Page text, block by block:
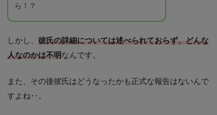
ら！？
しかし、 彼氏の詳細については述べられておらず、どんな
人なのかは不明なんです。
また、その後彼氏はどうなったかも正式な報告はないんで
すよね‥。